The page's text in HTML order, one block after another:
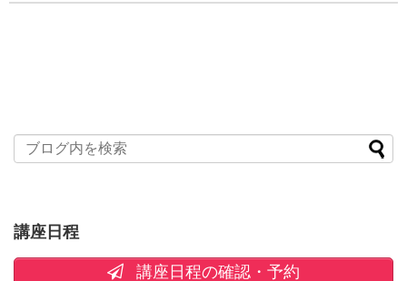
講座日程
講座日程の確認・予約